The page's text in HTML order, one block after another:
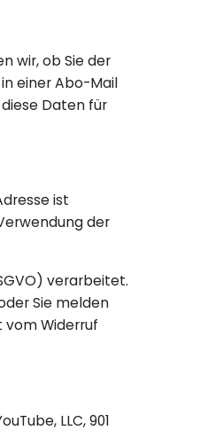
wir, ob Sie der
einer Abo-Mail
Daten für
ist
der
verarbeitet.
Sie melden
Widerruf
LLC, 901